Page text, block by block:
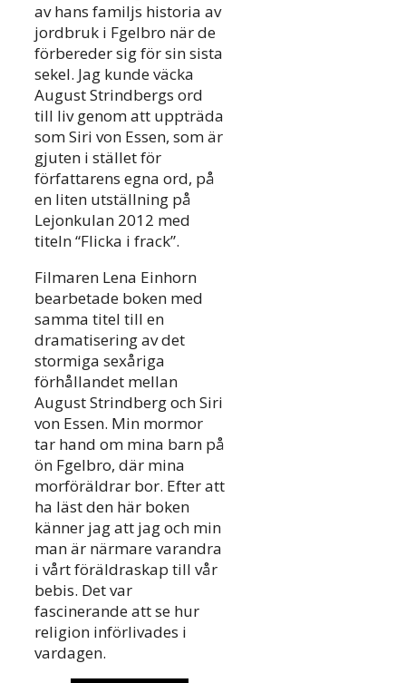
av hans familjs historia av
jordbruk i Fgelbro när de
förbereder sig för sin sista
sekel. Jag kunde väcka
August Strindbergs ord
till liv genom att uppträda
som Siri von Essen, som är
gjuten i stället för
författarens egna ord, på
en liten utställning på
Lejonkulan 2012 med
titeln “Flicka i frack”.
Filmaren Lena Einhorn
bearbetade boken med
samma titel till en
dramatisering av det
stormiga sexåriga
förhållandet mellan
August Strindberg och Siri
von Essen. Min mormor
tar hand om mina barn på
ön Fgelbro, där mina
morföräldrar bor. Efter att
ha läst den här boken
känner jag att jag och min
man är närmare varandra
i vårt föräldraskap till vår
bebis. Det var
fascinerande att se hur
religion införlivades i
vardagen.